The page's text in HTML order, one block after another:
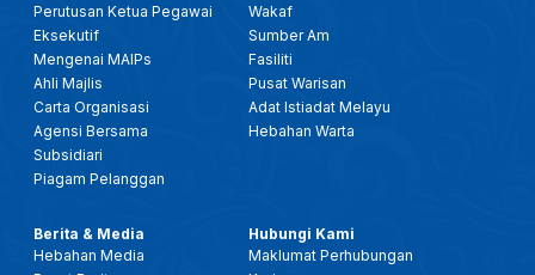
Perutusan Ketua Pegawai
Eksekutif
Mengenai MAIPs
Ahli Majlis
Carta Organisasi
Agensi Bersama
Subsidiari
Piagam Pelanggan
Wakaf
Sumber Am
Fasiliti
Pusat Warisan
Adat Istiadat Melayu
Hebahan Warta
Berita & Media
Hebahan Media
Hubungi Kami
Maklumat Perhubungan